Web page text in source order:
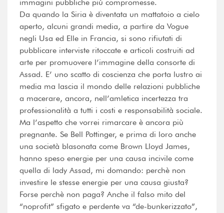
immagini pubbliche più compromesse.
Da quando la Siria è diventata un mattatoio a cielo
aperto, alcuni grandi media, a partire da Vogue
negli Usa ed Elle in Francia, si sono rifiutati di
pubblicare interviste ritoccate e articoli costruiti ad
arte per promuovere l’immagine della consorte di
Assad. E’ uno scatto di coscienza che porta lustro ai
media ma lascia il mondo delle relazioni pubbliche
a macerare, ancora, nell’amletica incertezza tra
professionalità a tutti i costi e responsabilità sociale.
Ma l’aspetto che vorrei rimarcare è ancora più
pregnante. Se Bell Pottinger, e prima di loro anche
una società blasonata come Brown Lloyd James,
hanno speso energie per una causa incivile come
quella di lady Assad, mi domando: perchè non
investire le stesse energie per una causa giusta?
Forse perchè non paga? Anche il falso mito del
“noprofit” sfigato e perdente va “de-bunkerizzato”,